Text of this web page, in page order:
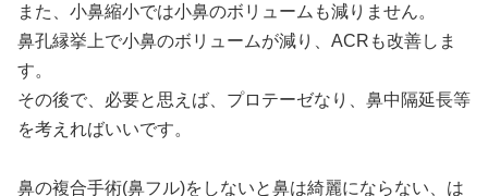
また、小鼻縮小では小鼻のボリュームも減りません。
鼻孔縁挙上で小鼻のボリュームが減り、ACRも改善しま
す。
その後で、必要と思えば、プロテーゼなり、鼻中隔延長等
を考えればいいです。
鼻の複合手術(鼻フル)をしないと鼻は綺麗にならない、は